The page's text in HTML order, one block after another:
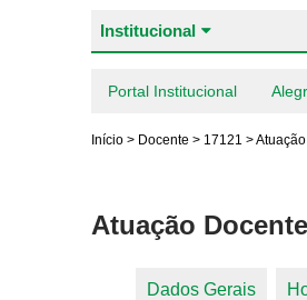
Institucional
Portal Institucional
Início > Docente > 17121 >
Atuação Docente
Dados Gerais